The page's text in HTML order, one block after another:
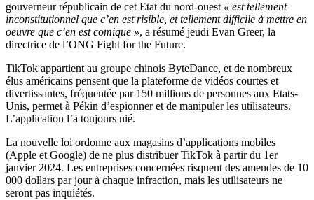
gouverneur républicain de cet Etat du nord-ouest « est tellement
inconstitutionnel que c’en est risible, et tellement difficile à mettre en
oeuvre que c’en est comique », a résumé jeudi Evan Greer, la
directrice de l’ONG Fight for the Future.
TikTok appartient au groupe chinois ByteDance, et de nombreux
élus américains pensent que la plateforme de vidéos courtes et
divertissantes, fréquentée par 150 millions de personnes aux Etats-
Unis, permet à Pékin d’espionner et de manipuler les utilisateurs.
L’application l’a toujours nié.
La nouvelle loi ordonne aux magasins d’applications mobiles
(Apple et Google) de ne plus distribuer TikTok à partir du 1er
janvier 2024. Les entreprises concernées risquent des amendes de 10
000 dollars par jour à chaque infraction, mais les utilisateurs ne
seront pas inquiétés.